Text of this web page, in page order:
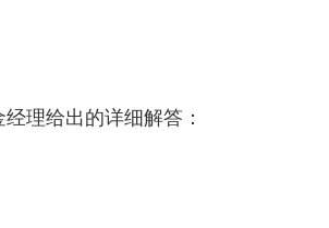
理给出的详细解答：